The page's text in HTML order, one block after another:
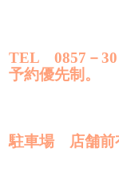
TEL 0857－30
予約優先制。
駐車場 店舗前